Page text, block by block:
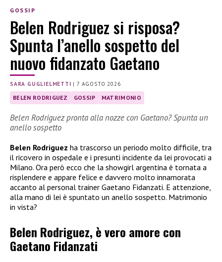
GOSSIP
Belen Rodriguez si risposa?
Spunta l’anello sospetto del
nuovo fidanzato Gaetano
SARA GUGLIELMETTI |7 AGOSTO 2026
BELEN RODRIGUEZ GOSSIP MATRIMONIO
Belen Rodriguez pronta alla nozze con Gaetano? Spunta un
anello sospetto
Belen Rodriguez ha trascorso un periodo molto difficile, tra
il ricovero in ospedale e i presunti incidente da lei provocati a
Milano. Ora però ecco che la showgirl argentina è tornata a
risplendere e appare felice e davvero molto innamorata
accanto al personal trainer Gaetano Fidanzati. E attenzione,
alla mano di lei è spuntato un anello sospetto. Matrimonio
in vista?
Belen Rodriguez, è vero amore con
Gaetano Fidanzati